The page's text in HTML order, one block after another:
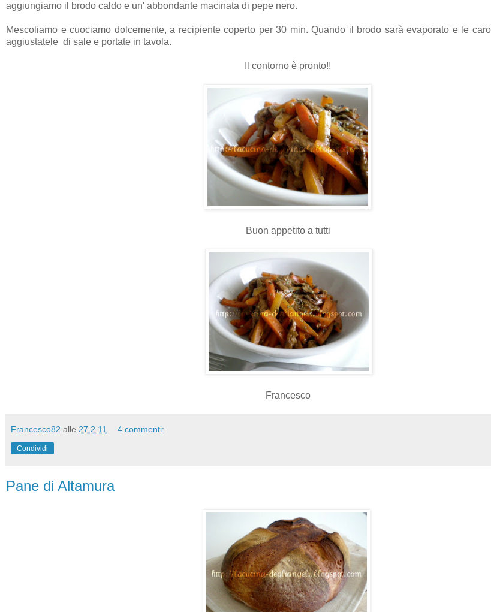
aggiungiamo il brodo caldo e un' abbondante macinata di pepe nero.
Mescoliamo e cuociamo dolcemente, a recipiente coperto per 30 min. Quando il brodo sarà evaporato e le
aggiustatele di sale e portate in tavola.
Il contorno è pronto!!
Buon appetito a tutti
Francesco
Francesco82 alle 27.2.11 4 commenti:
Condividi
Pane di Altamura